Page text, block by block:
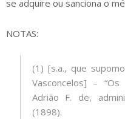
se adquire ou sanciona o
NOTAS:
(1) [s.a., que
Vasconcelos] – “Os
Adrião F. de,
(1898).